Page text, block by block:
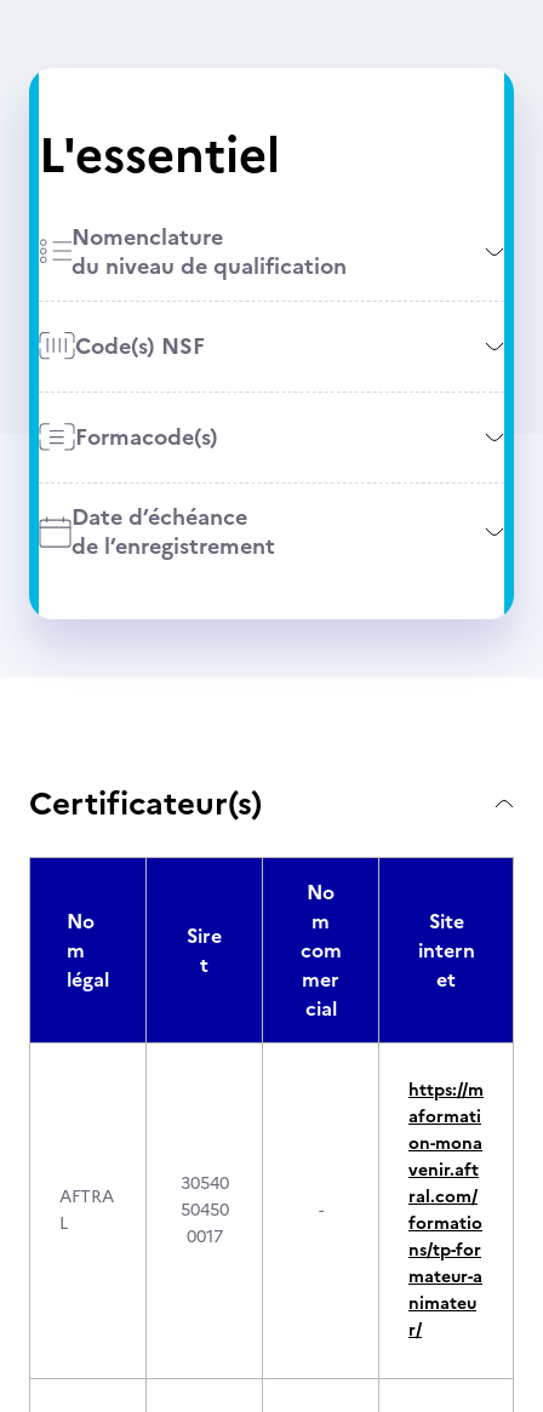
L'essentiel
Nomenclature
du niveau de qualification
Code(s) NSF
Formacode(s)
Date d’échéance
de l’enregistrement
Certificateur(s)
No
m
légal
Sire
t
No
m
com
mer
cial
Site
intern
et
AFTRA
L
30540
50450
0017
-
https://m
aformati
on-mona
venir.aft
ral.com/
formatio
ns/tp-for
mateur-a
nimateu
r/